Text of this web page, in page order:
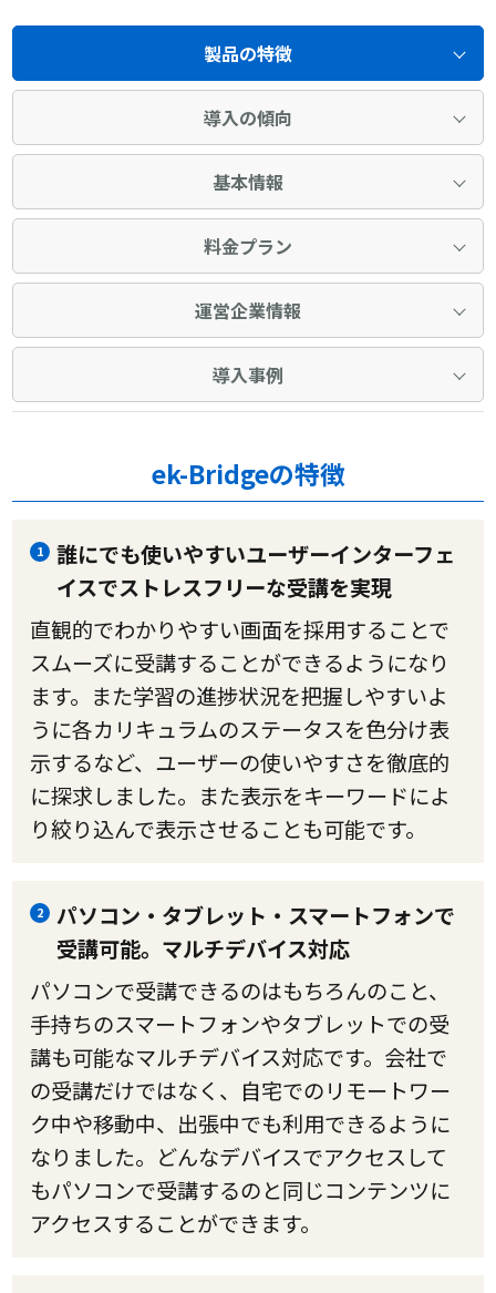
製品の特徴
導入の傾向
基本情報
料金プラン
運営企業情報
導入事例
ek-Bridgeの特徴
1
誰にでも使いやすいユーザーインターフェ
イスでストレスフリーな受講を実現
直観的でわかりやすい画面を採用することで
スムーズに受講することができるようになり
ます。また学習の進捗状況を把握しやすいよ
うに各カリキュラムのステータスを色分け表
示するなど、ユーザーの使いやすさを徹底的
に探求しました。また表示をキーワードによ
り絞り込んで表示させることも可能です。
2
パソコン・タブレット・スマートフォンで
受講可能。マルチデバイス対応
パソコンで受講できるのはもちろんのこと、
手持ちのスマートフォンやタブレットでの受
講も可能なマルチデバイス対応です。会社で
の受講だけではなく、自宅でのリモートワー
ク中や移動中、出張中でも利用できるように
なりました。どんなデバイスでアクセスして
もパソコンで受講するのと同じコンテンツに
アクセスすることができます。